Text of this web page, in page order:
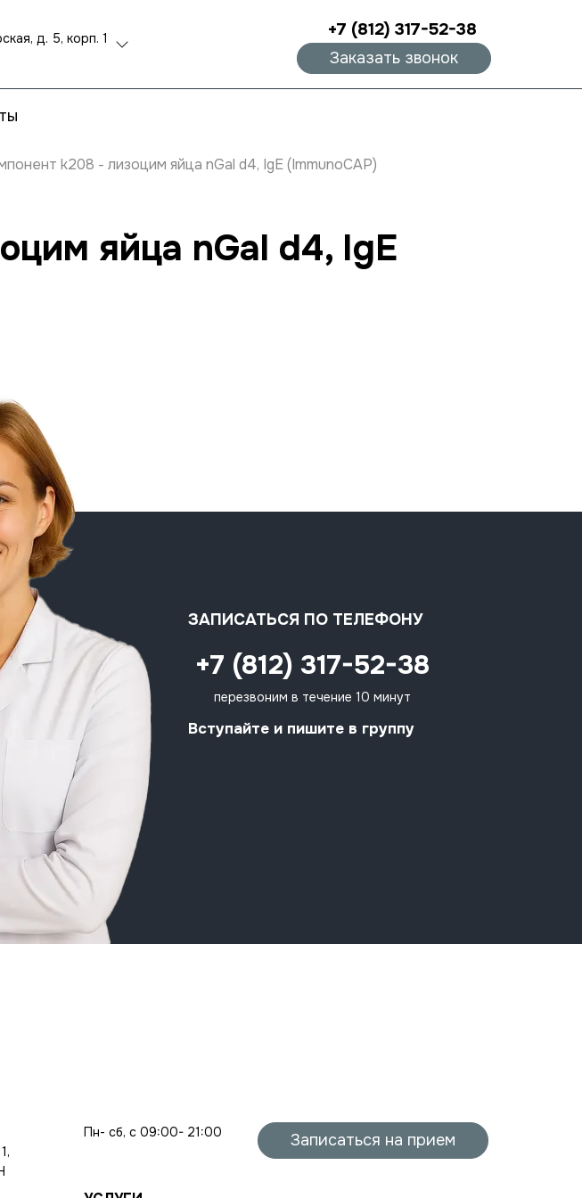
д. 5, корп. 1 +7 (812) 317-52-38
Заказать звонок
k208 - лизоцим яйца nGal d4, IgE (ImmunoCAP)
яйца nGal d4, IgE
ЗАПИСАТЬСЯ ПО ТЕЛЕФОНУ
+7 (812) 317-52-38
перезвоним в течение 10 минут
Вступайте и пишите в группу
Пн- сб, с 09:00- 21:00 Записаться на прием